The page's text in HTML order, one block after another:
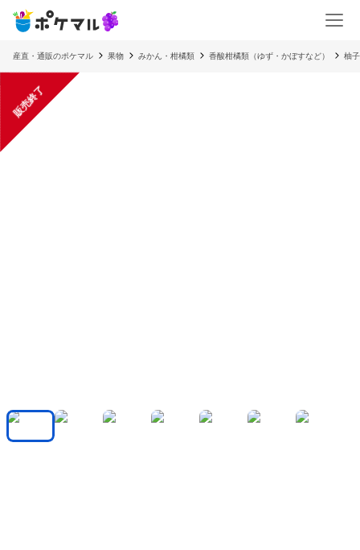
産直・通販のポケマル 果物 みかん・柑橘類 香酸柑橘類（ゆず・かぼすなど） 柚子
販売終了